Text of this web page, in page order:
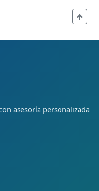
asesoría personalizada